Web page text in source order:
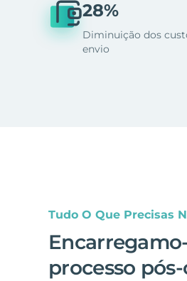
28%
Diminuição dos
envio
Tudo O Que Precisas
processo